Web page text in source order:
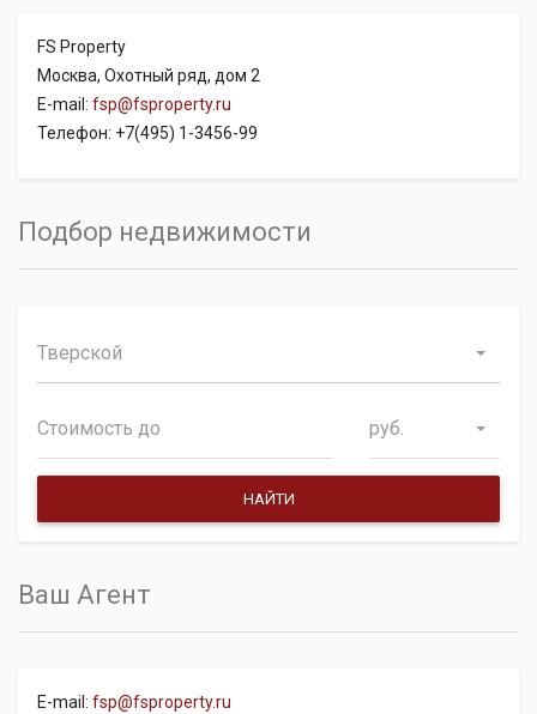
FS Property
Москва, Охотный ряд, дом 2
E-mail: fsp@fsproperty.ru
Телефон: +7(495) 1-3456-99
Подбор недвижимости
Тверской
руб.
Ваш Агент
E-mail: fsp@fsproperty.ru